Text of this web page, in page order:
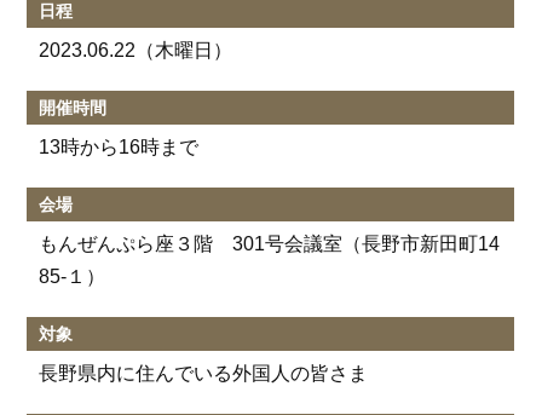
日程
2023.06.22 （木曜日）
開催時間
13時から16時まで
会場
もんぜんぷら座３階 301号会議室（長野市新田町14
85-１）
対象
長野県内に住んでいる外国人の皆さま